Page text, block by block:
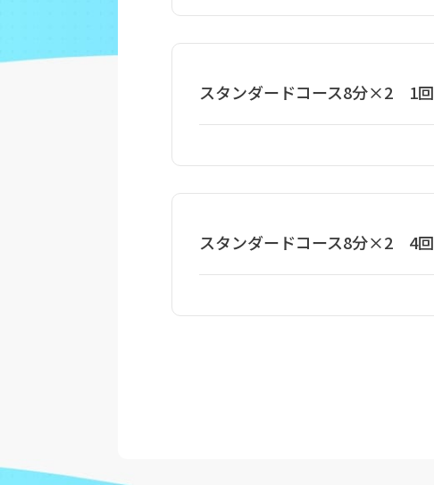
スタンダードコース8分×2 1回
スタンダードコース8分×2 4回